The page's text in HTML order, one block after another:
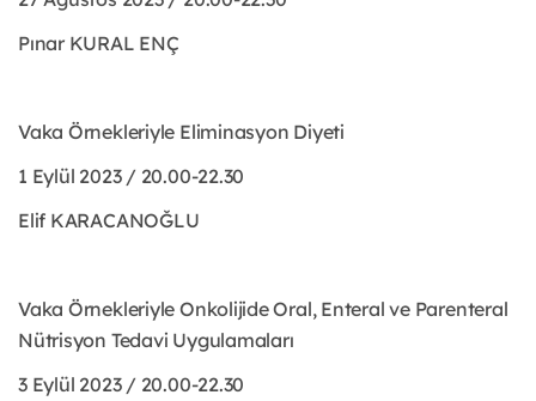
Pınar KURAL ENÇ
Vaka Örnekleriyle Eliminasyon Diyeti
1 Eylül 2023 / 20.00-22.30
Elif KARACANOĞLU
Vaka Örnekleriyle Onkolijide Oral, Enteral ve Parenteral
Nütrisyon Tedavi Uygulamaları
3 Eylül 2023 / 20.00-22.30